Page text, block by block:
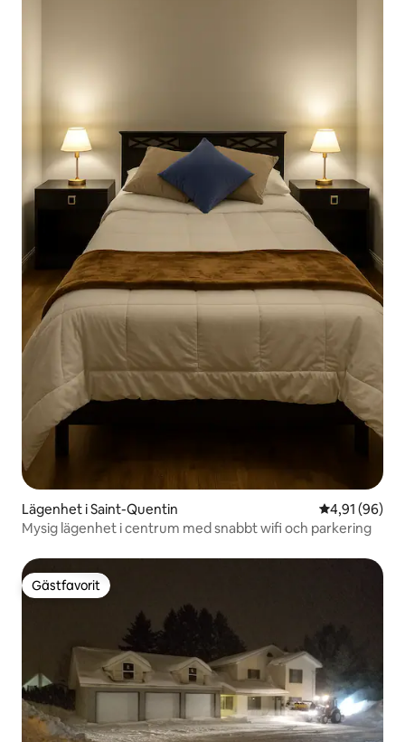
Lägenhet i Saint-Quentin 4,91 av 5 i
4,91 (96)
Mysig lägenhet i centrum med snabbt wifi och parkering
Gästfavorit
Gästfavorit